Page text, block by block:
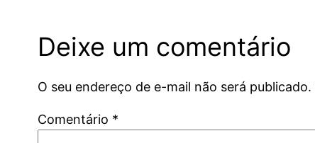
Deixe um comentário
O seu endereço de e-mail não será publicado.
Comentário *